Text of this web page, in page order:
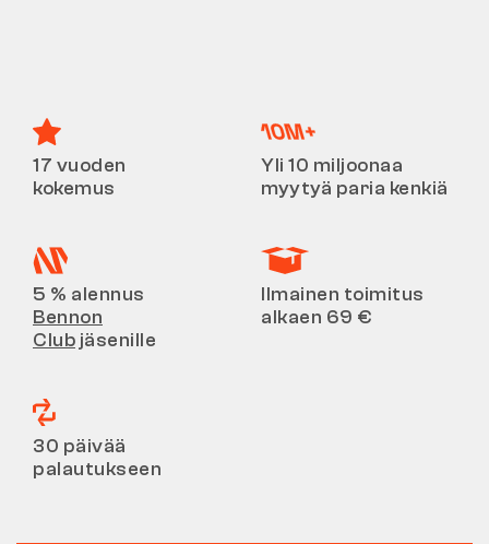
17 vuoden
kokemus
Yli 10 miljoonaa
myytyä paria kenkiä
5 % alennus
Bennon
Club jäsenille
Ilmainen toimitus
alkaen 69 €
30 päivää
palautukseen